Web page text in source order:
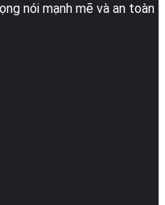
nói mạnh mẽ và an toàn